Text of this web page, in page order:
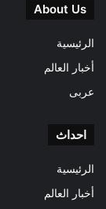
About Us
الرئيسية
أخبار العالم
عربى
احداث
الرئيسية
أخبار العالم